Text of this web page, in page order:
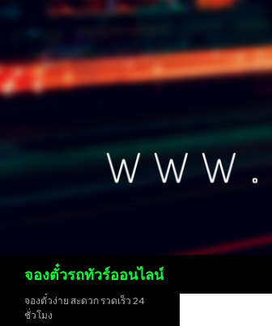
จองตั๋วรถทัวร์ออนไลน์
จองตั๋วง่าย สะดวก รวดเร็ว 24
ชั่วโมง